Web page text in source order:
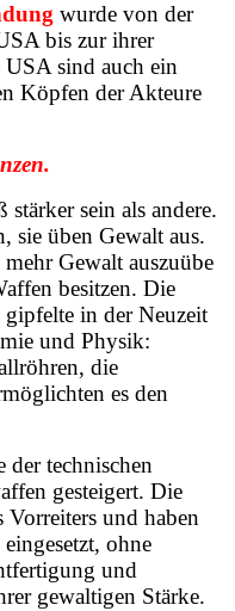
wurde von der
bis zur ihrer
sind auch ein
Köpfen der Akteure
stärker sein als andere.
sie üben Gewalt aus.
Gewalt auszuübe
besitzen. Die
in der Neuzeit
und Physik:
die
es den
technischen
gesteigert. Die
und haben
ohne
und
gewaltigen Stärke.